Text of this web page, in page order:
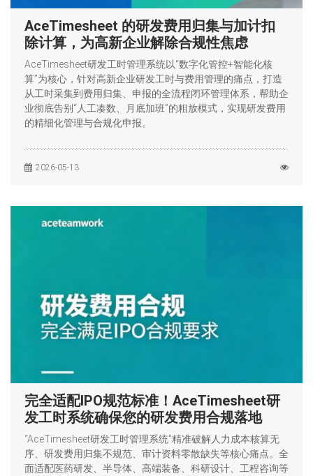
AceTimesheet 的研发费用归集与加计扣
除计算，为高新企业解除合规性焦虑
AceTimesheet研发工时管理系统以“数字化管控+智能化核
算”为核心，针对高新企业研发工时与费用管理的痛点，打造
从工时采集到费用归集、申报的全流程闭环管理体系，帮助企
业彻底告别“人工凑数、月底加班”的粗放模式，实现研发费用
的精细化管理与合规化申报。
2026-05-13
完全适配IPO规范标准！AceTimesheet研
发工时系统确保您的研发费用合规落地
“AceTimesheet研发工时管理系统”精准破解人力成本核算无
序、研发费用归集不规范、审计资料零散缺失等核心痛点。全
面适配医药研发、半导体、高端装备、科研设计、工程咨询等